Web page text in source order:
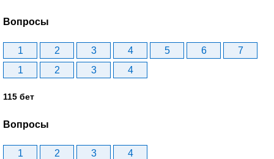
Вопросы
1 2 3 4 5 6
7
1
2 3 4
115 бет
Вопросы
1 2 3 4